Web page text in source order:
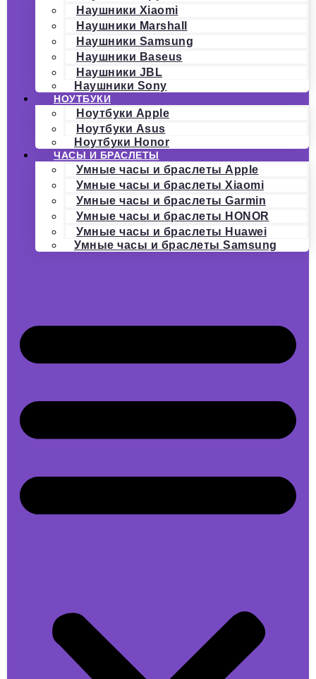
Наушники Xiaomi
Наушники Marshall
Наушники Samsung
Наушники Baseus
Наушники JBL
Наушники Sony
НОУТБУКИ
Ноутбуки Apple
Ноутбуки Asus
Ноутбуки Honor
ЧАСЫ И БРАСЛЕТЫ
Умные часы и браслеты Apple
Умные часы и браслеты Xiaomi
Умные часы и браслеты Garmin
Умные часы и браслеты HONOR
Умные часы и браслеты Huawei
Умные часы и браслеты Samsung